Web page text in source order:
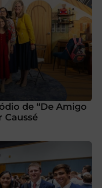
de “De Amigo
Caussé